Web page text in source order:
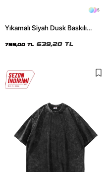
5
Yıkamalı Siyah Dusk Baskılı
799,00 TL 639,20 TL